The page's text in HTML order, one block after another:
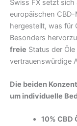
Swiss FX setzt
europäischen
hergestellt, was für
Besonders
freie Status der
vertrauenswürdige
Die beiden
um individuelle
10% CBD